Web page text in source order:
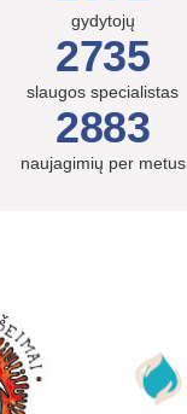
gydytojų
2735
slaugos specialistas
2883
naujagimių per metus